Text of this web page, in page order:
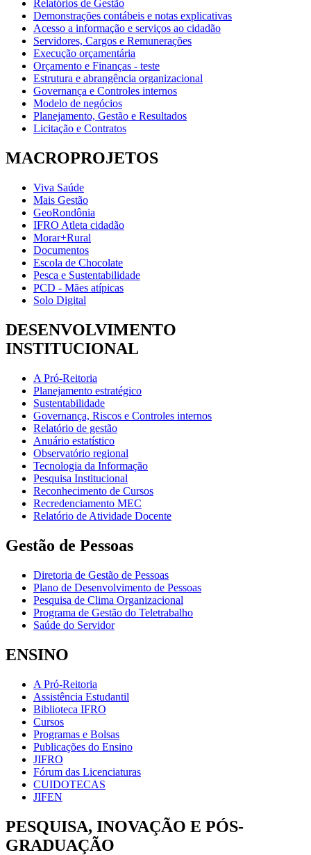
Relatórios de Gestão
Demonstrações contábeis e notas explicativas
Acesso a informação e serviços ao cidadão
Servidores, Cargos e Remunerações
Execução orçamentária
Orçamento e Finanças - teste
Estrutura e abrangência organizacional
Governança e Controles internos
Modelo de negócios
Planejamento, Gestão e Resultados
Licitação e Contratos
MACROPROJETOS
Viva Saúde
Mais Gestão
GeoRondônia
IFRO Atleta cidadão
Morar+Rural
Documentos
Escola de Chocolate
Pesca e Sustentabilidade
PCD - Mães atípicas
Solo Digital
DESENVOLVIMENTO
INSTITUCIONAL
A Pró-Reitoria
Planejamento estratégico
Sustentabilidade
Governança, Riscos e Controles internos
Relatório de gestão
Anuário estatístico
Observatório regional
Tecnologia da Informação
Pesquisa Institucional
Reconhecimento de Cursos
Recredenciamento MEC
Relatório de Atividade Docente
Gestão de Pessoas
Diretoria de Gestão de Pessoas
Plano de Desenvolvimento de Pessoas
Pesquisa de Clima Organizacional
Programa de Gestão do Teletrabalho
Saúde do Servidor
ENSINO
A Pró-Reitoria
Assistência Estudantil
Biblioteca IFRO
Cursos
Programas e Bolsas
Publicações do Ensino
JIFRO
Fórum das Licenciaturas
CUIDOTECAS
JIFEN
PESQUISA, INOVAÇÃO E PÓS-
GRADUAÇÃO